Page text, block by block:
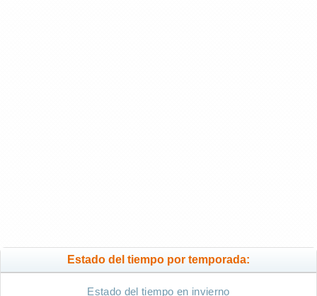
Estado del tiempo por temporada:
Estado del tiempo en invierno